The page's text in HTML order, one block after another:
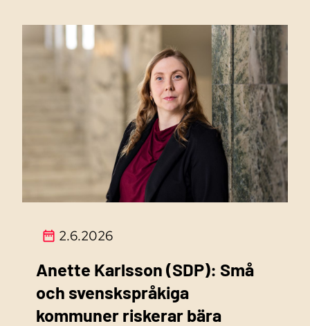
2.6.2026
Anette Karlsson (SDP): Små
och svenskspråkiga
kommuner riskerar bära